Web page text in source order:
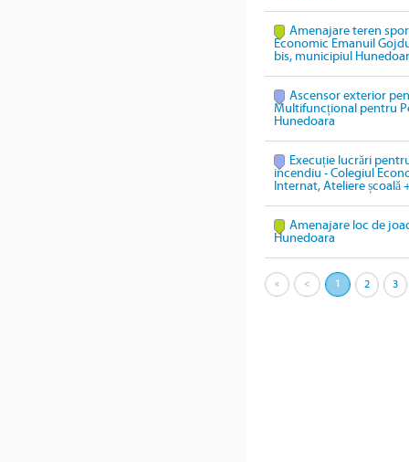
Amenajare teren
Economic Emanuil
bis, municipiul
Ascensor exterior
Multifuncțional pentru
Hunedoara
Execuție lucrări
incendiu - Colegiul
Internat, Ateliere școală
Amenajare loc de
Hunedoara
« < 1 2 3